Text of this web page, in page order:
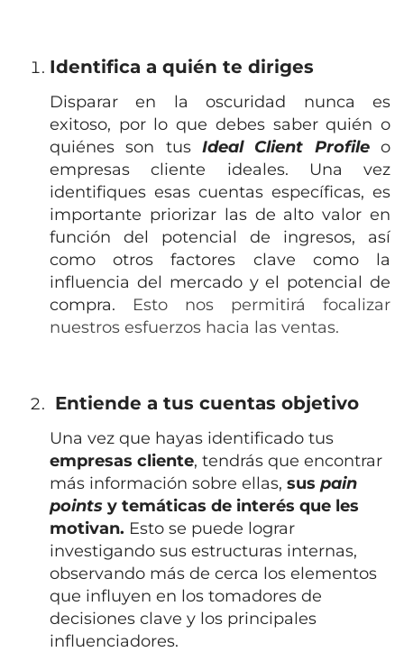
Identifica a quién te diriges
Disparar en la oscuridad nunca es
exitoso, por lo que debes saber quién o
quiénes son tus Ideal Client Profileo
empresas cliente ideales. Una vez
identifiques esas cuentas específicas, es
importante priorizar las de alto valor en
función del potencial de ingresos, así
como otros factores clave como la
influencia del mercado y el potencial de
compra. Esto nos permitirá focalizar
nuestros esfuerzos hacia las ventas.
Entiende a tus cuentas objetivo
Una vez que hayas identificado tus
empresas cliente, tendrás que encontrar
más información sobre ellas, sus pain
points y temáticas de interés que les
motivan. Esto se puede lograr
investigando sus estructuras internas,
observando más de cerca los elementos
que influyen en los tomadores de
decisiones clave y los principales
influenciadores.